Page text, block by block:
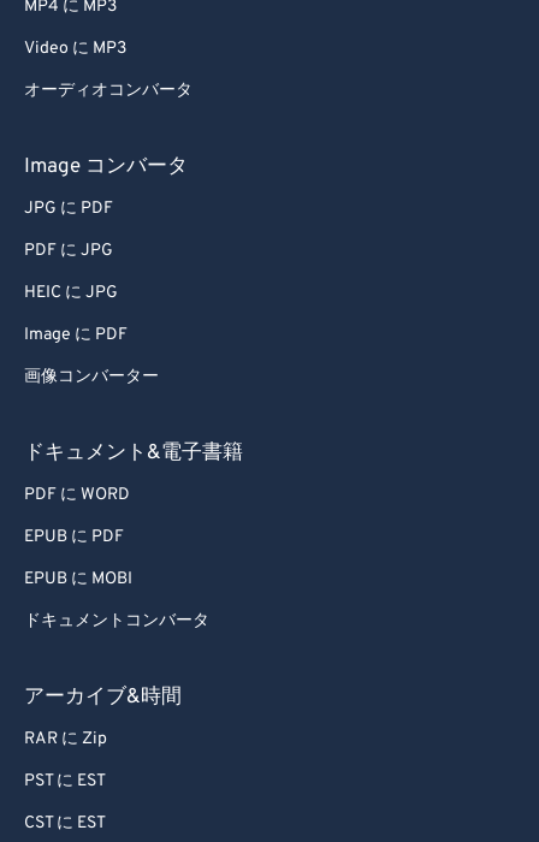
MP4 に MP3
Video に MP3
オーディオコンバータ
Image コンバータ
JPG に PDF
PDF に JPG
HEIC に JPG
Image に PDF
画像コンバーター
ドキュメント&電子書籍
PDF に WORD
EPUB に PDF
EPUB に MOBI
ドキュメントコンバータ
アーカイブ&時間
RAR に Zip
PST に EST
CST に EST